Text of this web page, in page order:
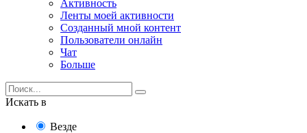
Активность
Ленты моей активности
Созданный мной контент
Пользователи онлайн
Чат
Больше
Искать в
Везде